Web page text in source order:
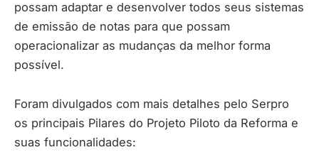
possam adaptar e desenvolver todos seus sistemas
de emissão de notas para que possam
operacionalizar as mudanças da melhor forma
possível.
Foram divulgados com mais detalhes pelo Serpro
os principais Pilares do Projeto Piloto da Reforma e
suas funcionalidades: